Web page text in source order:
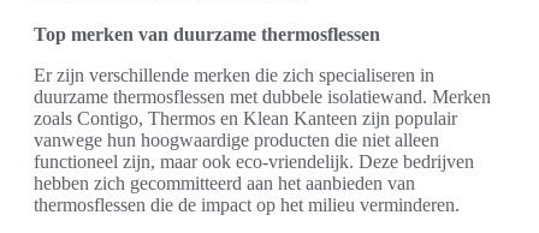
Top merken van duurzame thermosflessen
Er zijn verschillende merken die zich specialiseren in
duurzame thermosflessen met dubbele isolatiewand. Merken
zoals Contigo, Thermos en Klean Kanteen zijn populair
vanwege hun hoogwaardige producten die niet alleen
functioneel zijn, maar ook eco-vriendelijk. Deze bedrijven
hebben zich gecommitteerd aan het aanbieden van
thermosflessen die de impact op het milieu verminderen.